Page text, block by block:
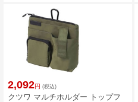
2,092円 (税込)
クツワ マルチホルダー トップフ